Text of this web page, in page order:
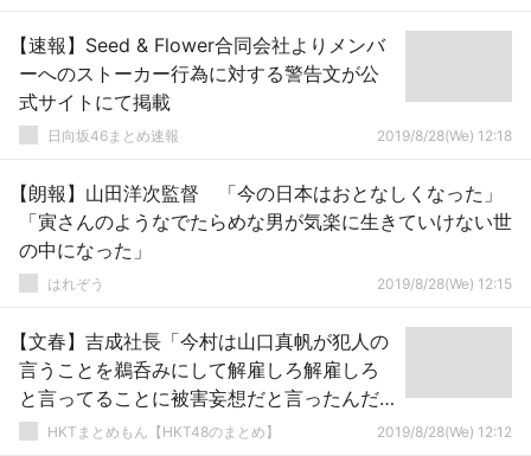
【速報】Seed & Flower合同会社よりメンバ
ーへのストーカー行為に対する警告文が公
式サイトにて掲載
日向坂46まとめ速報 2019/8/28(We) 12:18
【朗報】山田洋次監督 「今の日本はおとなしくなった」
「寅さんのようなでたらめな男が気楽に生きていけない世
の中になった」
はれぞう 2019/8/28(We) 12:15
【文春】吉成社長「今村は山口真帆が犯人の
言うことを鵜呑みにして解雇しろ解雇しろ
と言ってることに被害妄想だと言ったんだ
と思う」
HKTまとめもん【HKT48のまとめ】 2019/8/28(We) 12:12